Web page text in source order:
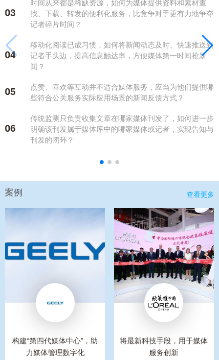
03
时间从来都是稀缺资源，如何为媒体提供资料和素材查
找、下载、转发的便利化服务，比竞争对手更有力地争夺
记者碎片时间？
04
移动化阅读已成习惯，如何将新闻动态及时、快速推送到
记者手头边，提高信息触达率，方便媒体第一时间抢新
闻？
05
点赞、喜欢等互动并不适合媒体服务，应当为他们提供哪
些符合公关服务实际应用场景的新闻反馈方式？
06
传统监测只负责收集文章在哪家媒体刊发了，如何进一步
明确该刊发属于媒体库中的哪家媒体或记者，实现告知与
刊发的闭环？
案例 查看更多
构建“第四代媒体中心”，助
力媒体管理数字化
将最新科技手段，用于媒体
服务创新